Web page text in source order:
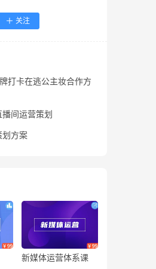
关注
打卡在逃公主妆合作方
间运营策划
划方案
新媒体运营体系课